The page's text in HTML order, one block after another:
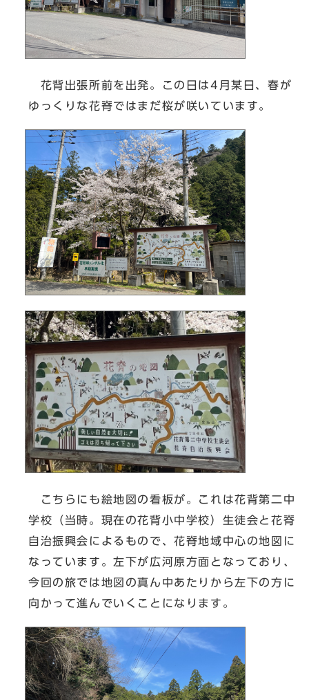
花背出張所前を出発。この日は4月某日、春が
ゆっくりな花脊ではまだ桜が咲いています。
こちらにも絵地図の看板が。これは花背第二中
学校（当時。現在の花背小中学校）生徒会と花脊
自治振興会によるもので、花脊地域中心の地図に
なっています。左下が広河原方面となっており、
今回の旅では地図の真ん中あたりから左下の方に
向かって進んでいくことになります。